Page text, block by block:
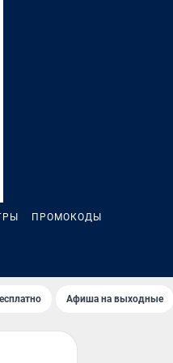
ПРОМОКОДЫ
Афиша на выходные